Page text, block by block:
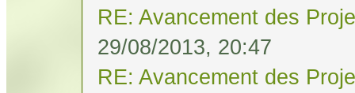
RE: Avancement des
29/08/2013, 20:47
RE: Avancement des